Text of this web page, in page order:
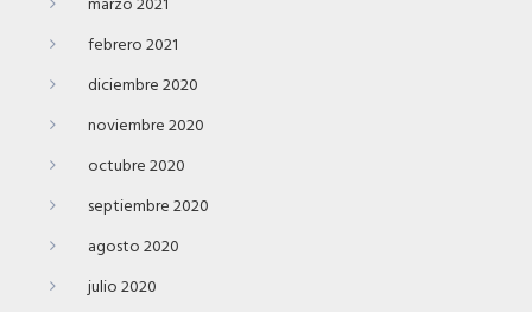
febrero 2021
diciembre 2020
noviembre 2020
octubre 2020
septiembre 2020
agosto 2020
julio 2020